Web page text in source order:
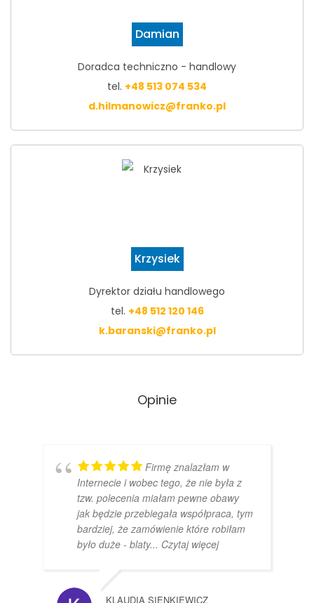
Damian
Doradca techniczno - handlowy
tel. +48 513 074 534
d.hilmanowicz@franko.pl
Krzysiek
Dyrektor działu handlowego
tel. +48 512 120 146
k.baranski@franko.pl
Opinie
Firmę znalazłam w
Internecie i wobec tego, że nie była z
tzw. polecenia miałam pewne obawy
jak będzie przebiegała współpraca, tym
bardziej, że zamówienie które robiłam
było duże - blaty... Czytaj więcej
KLAUDIA SIENKIEWICZ